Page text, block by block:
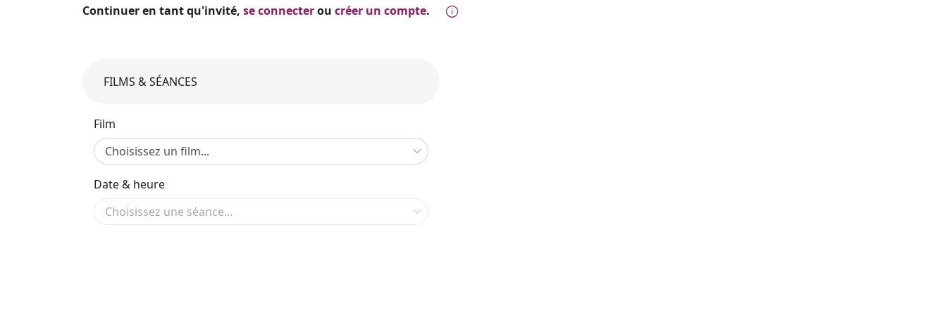
Continuer en tant qu'invité, se connecterou créer un compte.
FILMS & SÉANCES
Film
Date & heure